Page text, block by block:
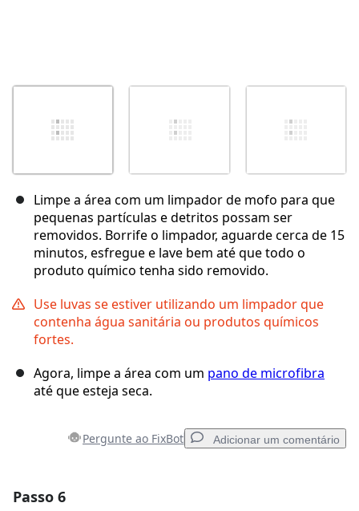
Limpe a área com um limpador de mofo para que
pequenas partículas e detritos possam ser
removidos. Borrife o limpador, aguarde cerca de 15
minutos, esfregue e lave bem até que todo o
produto químico tenha sido removido.
Use luvas se estiver utilizando um limpador que
contenha água sanitária ou produtos químicos
fortes.
Agora, limpe a área com um pano de microfibra
até que esteja seca.
Pergunte ao FixBot Adicionar um comentário
Passo 6